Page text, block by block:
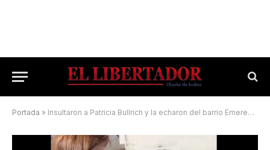
Portada » Insultaron a Patricia Bullrich y la echaron del barrio Emerenciano